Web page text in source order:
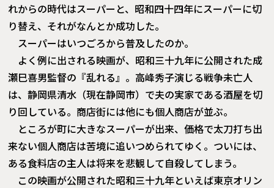
れからの時代はスーパーと、昭和四十四年にスーパーに切
り替え、それがなんとか成功した。
スーパーはいつごろから普及したのか。
よく例に出される映画が、昭和三十九年に公開された成
瀬巳喜男監督の『乱れる』。高峰秀子演じる戦争未亡人
は、静岡県清水（現在静岡市）で夫の実家である酒屋を切
り回している。商店街には他にも個人商店が並ぶ。
ところが町に大きなスーパーが出来、価格で太刀打ち出
来ない個人商店は苦境に追いつめられてゆく。ついには、
ある食料店の主人は将来を悲観して自殺してしまう。
この映画が公開された昭和三十九年といえば東京オリン